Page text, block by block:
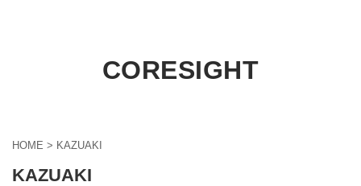
CORESIGHT
HOME > KAZUAKI
KAZUAKI